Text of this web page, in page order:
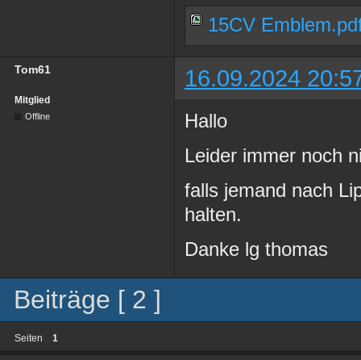
15CV
Tom61 16.09.2024
Mitglied
Offline
Hallo
Leider immer noch
falls jemand nach
halten.
Danke lg thomas
Beiträge [ 2 ]
Seiten 1